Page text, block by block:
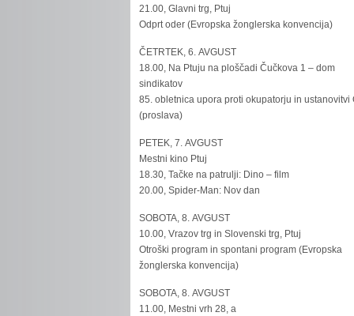
21.00, Glavni trg, Ptuj
Odprt oder (Evropska žonglerska konvencija)
ČETRTEK, 6. AVGUST
18.00, Na Ptuju na ploščadi Čučkova 1 – dom
sindikatov
85. obletnica upora proti okupatorju in ustanovitvi
(proslava)
PETEK, 7. AVGUST
Mestni kino Ptuj
18.30, Tačke na patrulji: Dino – film
20.00, Spider-Man: Nov dan
SOBOTA, 8. AVGUST
10.00, Vrazov trg in Slovenski trg, Ptuj
Otroški program in spontani program (Evropska
žonglerska konvencija)
SOBOTA, 8. AVGUST
11.00, Mestni vrh 28, a